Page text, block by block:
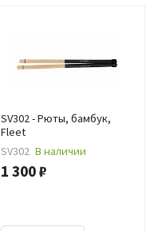
SV302 - Рюты, бамбук,
Fleet
SV302 В наличии
1 300 ₽